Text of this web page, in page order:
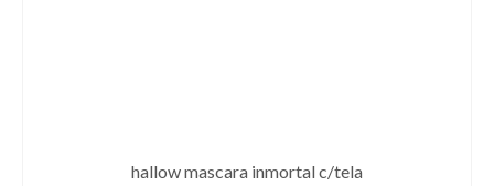
hallow mascara inmortal c/tela